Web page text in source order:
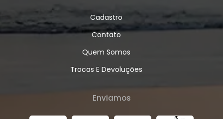
Cadastro
Contato
Quem Somos
Trocas E Devoluções
Enviamos